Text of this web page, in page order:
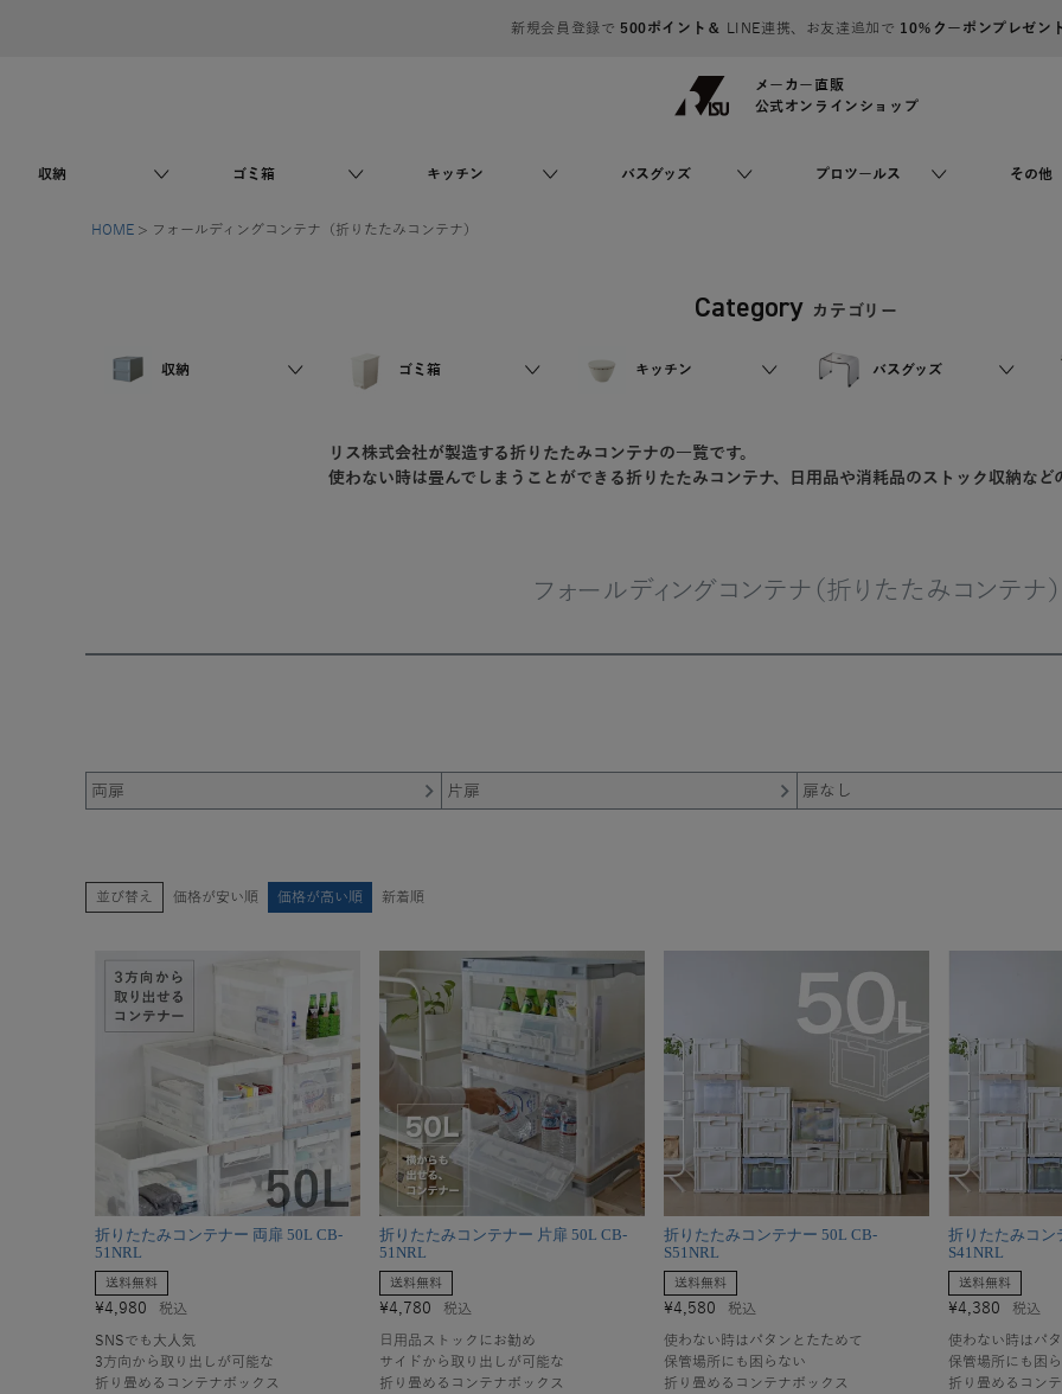
新規会員登録で 500ポイント＆ LINE連携、お友達追加で 10％クーポンプレゼン
メーカー直販
公式オンラインショップ
収納 ゴミ箱 キッチン バスグッズ プロツールス その他
HOME フォールディングコンテナ（折りたたみコンテナ）
Category カテゴリー
収納 ゴミ箱 キッチン バスグッズ
リス株式会社が製造する折りたたみコンテナの一覧です。
使わない時は畳んでしまうことができる折りたたみコンテナ、日用品や消耗品のストック収納など
フォールディングコンテナ（折りたたみコンテナ）
両扉 片扉 扉なし
並び替え 価格が安い順 価格が高い順 新着順
折りたたみコンテナー 両扉 50L CB-
51NRL
送料無料
¥4,980
税込
SNSでも大人気
3方向から取り出しが可能な
折り畳めるコンテナボックス
折りたたみコンテナー 片扉 50L CB-
51NRL
送料無料
¥4,780
税込
日用品ストックにお勧め
サイドから取り出しが可能な
折り畳めるコンテナボックス
折りたたみコンテナー 50L CB-
S51NRL
送料無料
¥4,580
税込
使わない時はパタンとたためて
保管場所にも困らない
折り畳めるコンテナボックス
折りたたみコン
S41NRL
送料無料
¥4,380
税込
使わない時はパ
保管場所にも困
折り畳めるコン